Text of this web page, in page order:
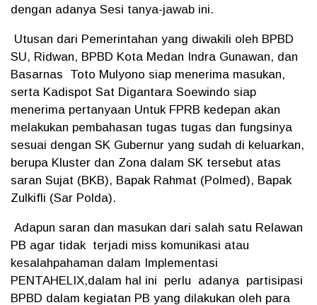
dengan adanya Sesi tanya-jawab ini.
Utusan dari Pemerintahan yang diwakili oleh BPBD
SU, Ridwan, BPBD Kota Medan Indra Gunawan, dan
Basarnas Toto Mulyono siap menerima masukan,
serta Kadispot Sat Digantara Soewindo siap
menerima pertanyaan Untuk FPRB kedepan akan
melakukan pembahasan tugas tugas dan fungsinya
sesuai dengan SK Gubernur yang sudah di keluarkan,
berupa Kluster dan Zona dalam SK tersebut atas
saran Sujat (BKB), Bapak Rahmat (Polmed), Bapak
Zulkifli (Sar Polda).
Adapun saran dan masukan dari salah satu Relawan
PB agar tidak terjadi miss komunikasi atau
kesalahpahaman dalam Implementasi
PENTAHELIX,dalam hal ini perlu adanya partisipasi
BPBD dalam kegiatan PB yang dilakukan oleh para